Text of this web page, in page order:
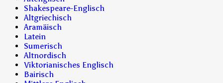
Shakespeare-Englisch
Altgriechisch
Aramäisch
Latein
Sumerisch
Altnordisch
Viktorianisches Englisch
Bairisch